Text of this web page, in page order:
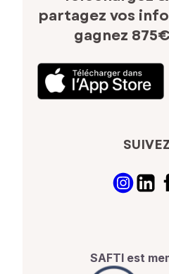
partagez vos
gagnez
SAFTI est